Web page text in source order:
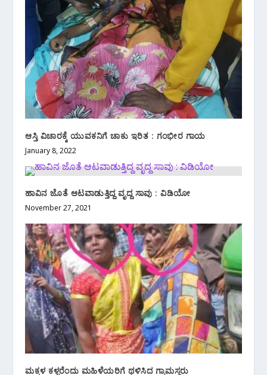
ಆಸ್ತಿ ವಿಚಾರಕ್ಕೆ ಯುವಕನಿಗೆ ಚಾಕು ಇರಿತ : ಗಂಭೀರ ಗಾಯ
January 8, 2022
ಹಾವಿನ ಜೊತೆ ಆಟವಾಡುತ್ತಿದ್ದ ವೃದ್ದ ಸಾವು : ವಿಡಿಯೋ
November 27, 2021
ಮಕ್ಕಳ ಕಳ್ಳರೆಂದು ಮಹಿಳೆಯರಿಗೆ ಥಳಿಸಿದ ಗ್ರಾಮಸ್ಥರು